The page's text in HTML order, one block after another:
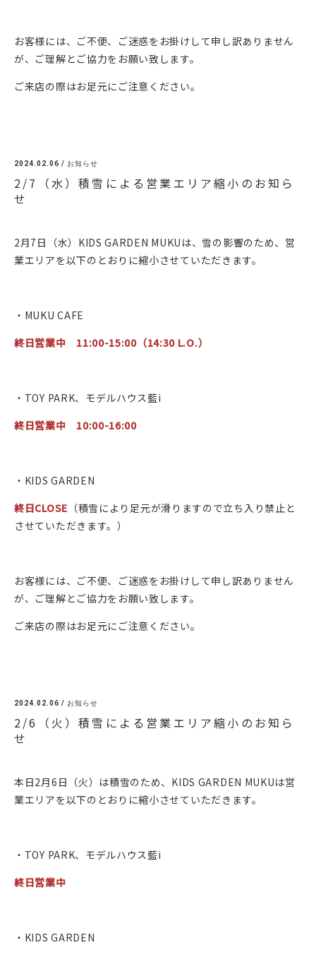
お客様には、ご不便、ご迷惑をお掛けして申し訳ありません
が、ご理解とご協力をお願い致します。
ご来店の際はお足元にご注意ください。
2024.02.06 / お知らせ
2/7（水）積雪による営業エリア縮小のお知ら
せ
2月7日（水）KIDS GARDEN MUKUは、雪の影響のため、営
業エリアを以下のとおりに縮小させていただきます。
・MUKU CAFE
終日営業中 11:00-15:00（14:30 L.O.）
・TOY PARK、モデルハウス藍i
終日営業中 10:00-16:00
・KIDS GARDEN
終日CLOSE （積雪により足元が滑りますので立ち入り禁止と
させていただきます。）
お客様には、ご不便、ご迷惑をお掛けして申し訳ありません
が、ご理解とご協力をお願い致します。
ご来店の際はお足元にご注意ください。
2024.02.06 / お知らせ
2/6（火）積雪による営業エリア縮小のお知ら
せ
本日2月6日（火）は積雪のため、KIDS GARDEN MUKUは営
業エリアを以下のとおりに縮小させていただきます。
・TOY PARK、モデルハウス藍i
終日営業中
・KIDS GARDEN